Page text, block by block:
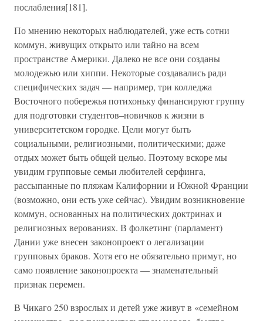
послабления[181].
По мнению некоторых наблюдателей, уже есть сотни
коммун, живущих открыто или тайно на всем
пространстве Америки. Далеко не все они созданы
молодежью или хиппи. Некоторые создавались ради
специфических задач — например, три колледжа
Восточного побережья потихоньку финансируют группу
для подготовки студентов–новичков к жизни в
университетском городке. Цели могут быть
социальными, религиозными, политическими; даже
отдых может быть общей целью. Поэтому вскоре мы
увидим групповые семьи любителей серфинга,
рассыпанные по пляжам Калифорнии и Южной Франции
(возможно, они есть уже сейчас). Увидим возникновение
коммун, основанных на политических доктринах и
религиозных верованиях. В фолкетинг (парламент)
Дании уже внесен законопроект о легализации
групповых браков. Хотя его не обязательно примут, но
само появление законопроекта — знаменательный
признак перемен.
В Чикаго 250 взрослых и детей уже живут в «семейном